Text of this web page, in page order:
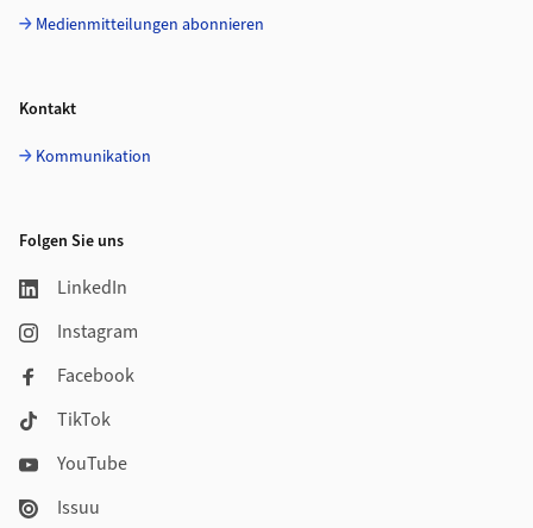
Medienmitteilungen abonnieren
Kontakt
Kommunikation
Folgen Sie uns
LinkedIn
Instagram
Facebook
TikTok
YouTube
Issuu